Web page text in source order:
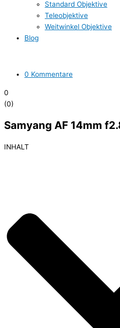
Standard Objektive
Teleobjektive
Weitwinkel Objektive
Blog
0 Kommentare
0
(0)
Samyang AF 14mm
INHALT